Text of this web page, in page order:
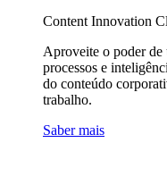
Content Innovation
Aproveite o poder de
processos e
do conteúdo
trabalho.
Saber mais